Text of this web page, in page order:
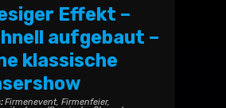
Effekt –
aufgebaut –
klassische
Firmenevent, Firmenfeier,